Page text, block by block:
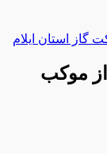
از موکب